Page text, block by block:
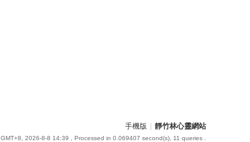
手機版 靜竹林心靈網站
GMT+8, 2026-8-8 14:39 , Processed in 0.069407 second(s), 11 queries .